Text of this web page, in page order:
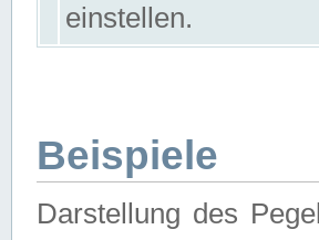
einstellen.
Beispiele
Darstellung des